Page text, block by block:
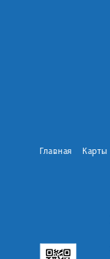
Главная Карты